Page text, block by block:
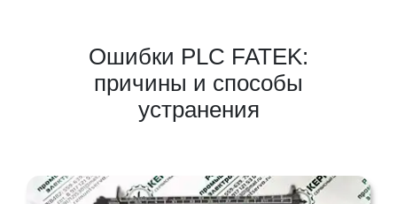
Ошибки PLC FATEK:
причины и способы
устранения